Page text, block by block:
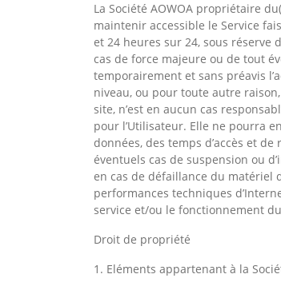
La Société AOWOA propriétaire
maintenir accessible le Service
et 24 heures sur 24, sous réserve
cas de force majeure ou de tout
temporairement et sans préavis
niveau, ou pour toute autre
site, n’est en aucun cas
pour l’Utilisateur. Elle ne pourra
données, des temps d’accès et
éventuels cas de suspension ou
en cas de défaillance du matériel
performances techniques
service et/ou le fonctionnement
Droit de propriété
1. Eléments appartenant à la